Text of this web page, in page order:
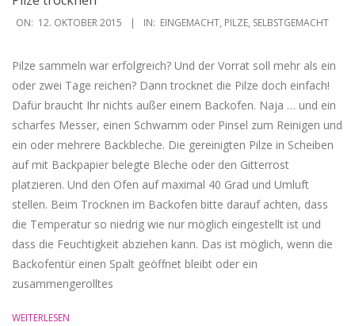
2015-
ON: 12. OKTOBER 2015 IN: EINGEMACHT, PILZE, SELBSTGEMACHT
Pilze sammeln war erfolgreich? Und der Vorrat soll mehr als ein
oder zwei Tage reichen? Dann trocknet die Pilze doch einfach!
Dafür braucht Ihr nichts außer einem Backofen. Naja … und ein
scharfes Messer, einen Schwamm oder Pinsel zum Reinigen und
ein oder mehrere Backbleche. Die gereinigten Pilze in Scheiben
auf mit Backpapier belegte Bleche oder den Gitterrost
platzieren. Und den Ofen auf maximal 40 Grad und Umluft
stellen. Beim Trocknen im Backofen bitte darauf achten, dass
die Temperatur so niedrig wie nur möglich eingestellt ist und
dass die Feuchtigkeit abziehen kann. Das ist möglich, wenn die
Backofentür einen Spalt geöffnet bleibt oder ein
zusammengerolltes
WEITERLESEN